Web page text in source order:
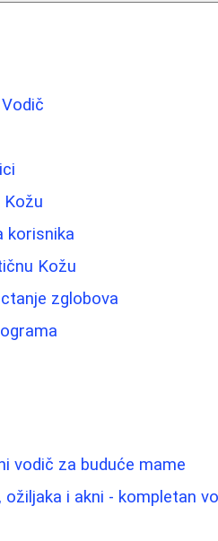
Kožu
korisnika
Kožu
zglobova
vodič za buduće mame
i akni - kompletan